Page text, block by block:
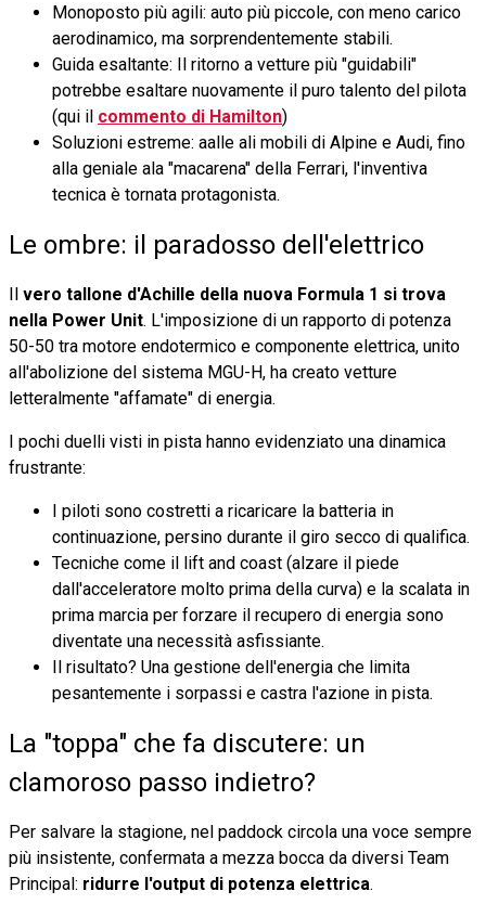
Monoposto più agili: auto più piccole, con meno carico
aerodinamico, ma sorprendentemente stabili.
Guida esaltante: Il ritorno a vetture più "guidabili"
potrebbe esaltare nuovamente il puro talento del pilota
(qui il commento di Hamilton)
Soluzioni estreme: aalle ali mobili di Alpine e Audi, fino
alla geniale ala "macarena" della Ferrari, l'inventiva
tecnica è tornata protagonista.
Le ombre: il paradosso dell'elettrico
Il vero tallone d'Achille della nuova Formula 1 si trova
nella Power Unit. L'imposizione di un rapporto di potenza
50-50 tra motore endotermico e componente elettrica, unito
all'abolizione del sistema MGU-H, ha creato vetture
letteralmente "affamate" di energia.
I pochi duelli visti in pista hanno evidenziato una dinamica
frustrante:
I piloti sono costretti a ricaricare la batteria in
continuazione, persino durante il giro secco di qualifica.
Tecniche come il lift and coast (alzare il piede
dall'acceleratore molto prima della curva) e la scalata in
prima marcia per forzare il recupero di energia sono
diventate una necessità asfissiante.
Il risultato? Una gestione dell'energia che limita
pesantemente i sorpassi e castra l'azione in pista.
La "toppa" che fa discutere: un
clamoroso passo indietro?
Per salvare la stagione, nel paddock circola una voce sempre
più insistente, confermata a mezza bocca da diversi Team
Principal: ridurre l'output di potenza elettrica.